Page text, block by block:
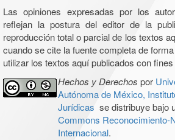
Las opiniones expresadas por los
reflejan la postura del editor de la
reproducción total o parcial de los textos
cuando se cite la fuente completa de
utilizar los textos aquí publicados con
Hechos y Derechos por
Autónoma de México,
Jurídicas se distribuye bajo
Commons Reconocimiento-
Internacional.